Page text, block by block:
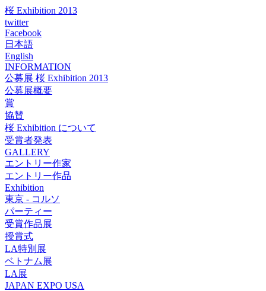
桜 Exhibition 2013
twitter
Facebook
日本語
English
INFORMATION
公募展 桜 Exhibition 2013
公募展概要
賞
協賛
桜 Exhibition について
受賞者発表
GALLERY
エントリー作家
エントリー作品
Exhibition
東京 - コルソ
パーティー
受賞作品展
授賞式
LA特別展
ベトナム展
LA展
JAPAN EXPO USA